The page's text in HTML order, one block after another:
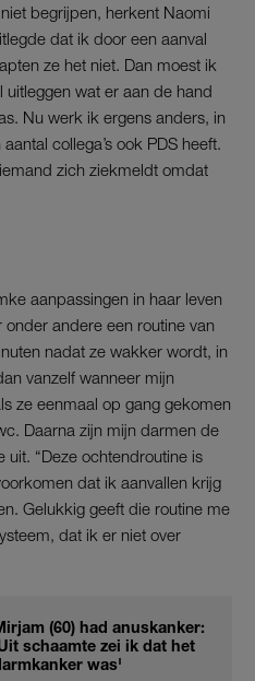
begrijpen, herkent Naomi
dat ik door een aanval
ze het niet. Dan moest ik
wat er aan de hand
Nu werk ik ergens anders, in
collega’s ook PDS heeft.
zich ziekmeldt omdat
aanpassingen in haar leven
andere een routine van
nadat ze wakker wordt, in
vanzelf wanneer mijn
ze eenmaal op gang gekomen
Daarna zijn mijn darmen de
uit. “Deze ochtendroutine is
dat ik aanvallen krijg
Gelukkig geeft die routine me
dat ik er niet over
(60) had anuskanker:
schaamte zei ik dat het
was'